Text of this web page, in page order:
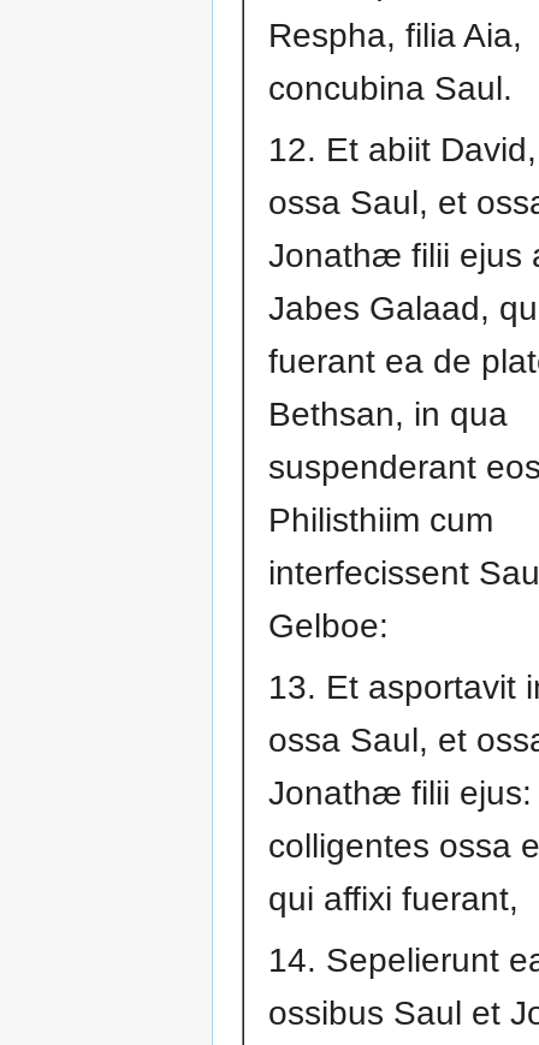
Respha, filia Aia,
concubina Saul.
12. Et abiit
ossa Saul, et
Jonathæ filii ejus
Jabes Galaad,
fuerant ea de
Bethsan, in qua
suspenderant
Philisthiim cum
interfecissent
Gelboe:
13. Et asportavit
ossa Saul, et
Jonathæ filii ejus:
colligentes ossa
qui affixi fuerant,
14. Sepelierunt
ossibus Saul et